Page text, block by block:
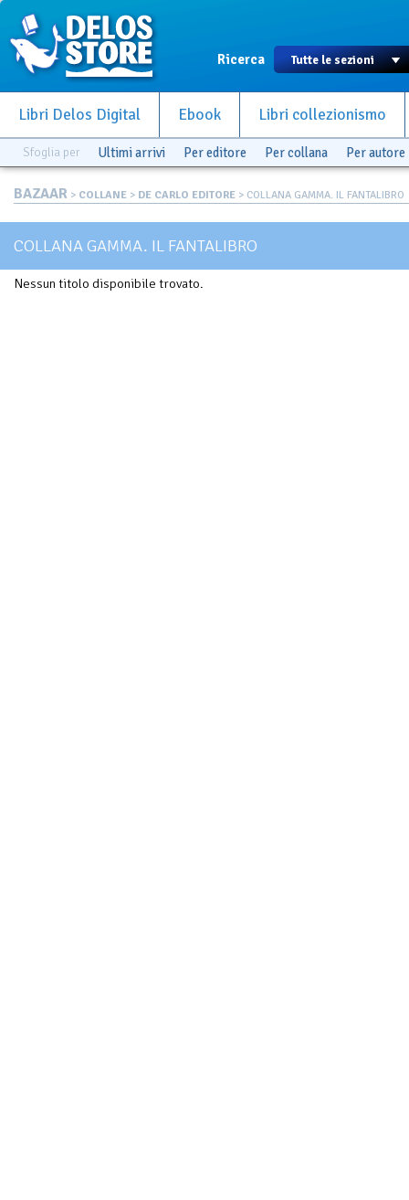
Ricerca
Libri Delos Digital Ebook Libri collezionismo
Sfoglia per Ultimi arrivi Per editore Per collana Per autore
BAZAAR > COLLANE > DE CARLO EDITORE > COLLANA GAMMA. IL FANTALIBRO
COLLANA GAMMA. IL FANTALIBRO
Nessun titolo disponibile trovato.